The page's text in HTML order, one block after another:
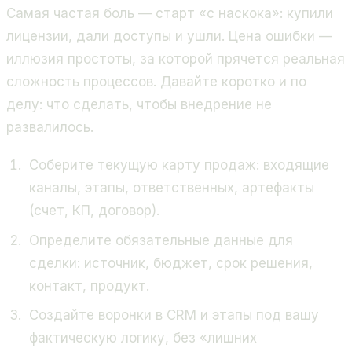
Самая частая боль — старт «с наскока»: купили
лицензии, дали доступы и ушли. Цена ошибки —
иллюзия простоты, за которой прячется реальная
сложность процессов. Давайте коротко и по
делу: что сделать, чтобы внедрение не
развалилось.
Соберите текущую карту продаж: входящие
каналы, этапы, ответственных, артефакты
(счет, КП, договор).
Определите обязательные данные для
сделки: источник, бюджет, срок решения,
контакт, продукт.
Создайте воронки в CRM и этапы под вашу
фактическую логику, без «лишних